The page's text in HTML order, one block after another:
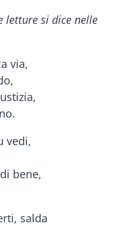
letture si dice nelle
via,
vedi,
bene,
salda